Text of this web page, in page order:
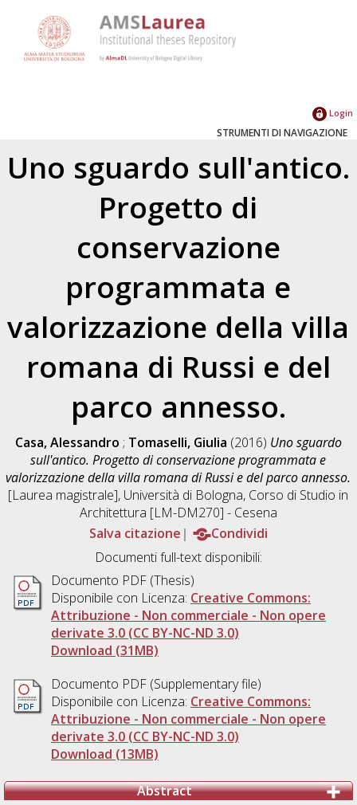
Login
STRUMENTI DI NAVIGAZIONE
Uno sguardo sull'antico.
Progetto di
conservazione
programmata e
valorizzazione della villa
romana di Russi e del
parco annesso.
Casa, Alessandro ; Tomaselli, Giulia (2016) Uno sguardo
sull'antico. Progetto di conservazione programmata e
valorizzazione della villa romana di Russi e del parco annesso.
[Laurea magistrale], Università di Bologna, Corso di Studio in
Architettura [LM-DM270] - Cesena
Salva citazione
Condividi
Documenti full-text disponibili:
Documento PDF (Thesis)
Disponibile con Licenza: Creative Commons:
Attribuzione - Non commerciale - Non opere
derivate 3.0 (CC BY-NC-ND 3.0)
Download (31MB)
Documento PDF (Supplementary file)
Disponibile con Licenza: Creative Commons:
Attribuzione - Non commerciale - Non opere
derivate 3.0 (CC BY-NC-ND 3.0)
Download (13MB)
Abstract